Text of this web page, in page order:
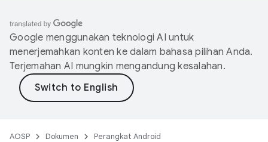
Google menggunakan teknologi AI untuk
menerjemahkan konten ke dalam bahasa pilihan Anda.
Terjemahan AI mungkin mengandung kesalahan.
AOSP Dokumen Perangkat Android